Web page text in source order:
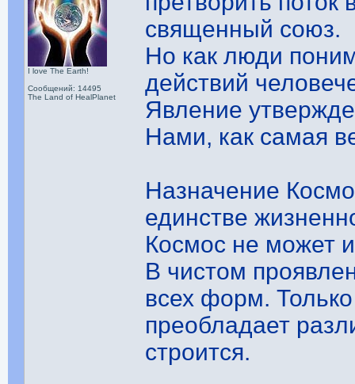
I love The Earth!
Сообщений: 14495
The Land of HealPlanet
священный союз.
Но как люди
действий
Явление
Нами, как самая
Назначение
единстве
Космос не может
В чистом
всех форм.
преобладает
строится.